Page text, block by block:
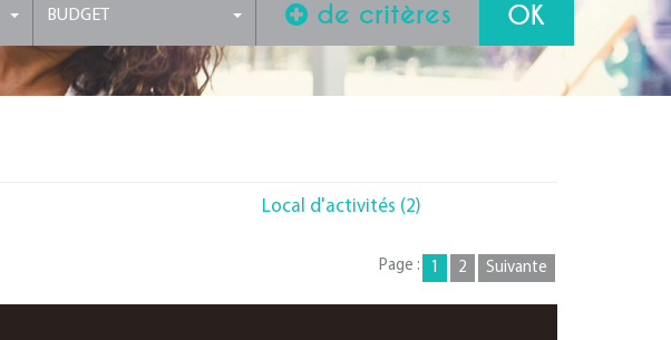
BUDGET de critères
Local d'activités (2)
1 2 Suivante
Page :